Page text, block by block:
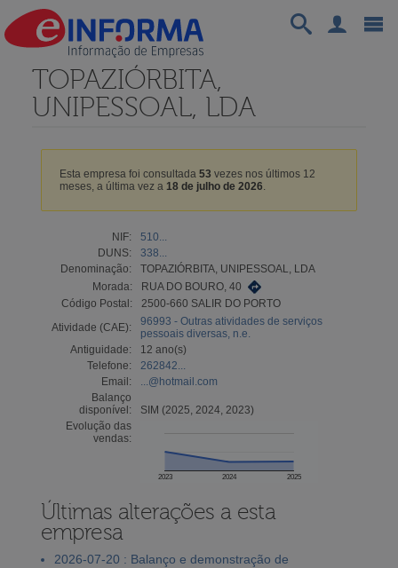
TOPAZIÓRBITA,
UNIPESSOAL, LDA
Esta empresa foi consultada 53 vezes nos últimos 12
meses, a última vez a 18 de julho de 2026.
NIF:
510...
DUNS:
338...
Denominação:
TOPAZIÓRBITA, UNIPESSOAL, LDA
Morada:
RUA DO BOURO, 40
Código Postal:
2500-660 SALIR DO PORTO
Atividade (CAE):
96993 - Outras atividades de serviços
pessoais diversas, n.e.
Antiguidade:
12 ano(s)
Telefone:
262842...
Email:
...@hotmail.com
Balanço
disponível:
SIM (2025, 2024, 2023)
Evolução das
vendas:
2023 2024 2025
Últimas alterações a esta
empresa
2026-07-20 : Balanço e demonstração de